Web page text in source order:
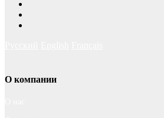
О компании